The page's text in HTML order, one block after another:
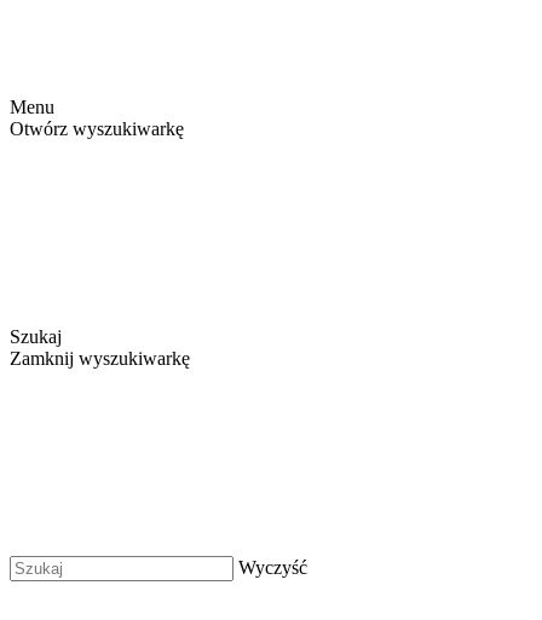
Menu
Otwórz wyszukiwarkę
Szukaj
Zamknij wyszukiwarkę
Wyczyść